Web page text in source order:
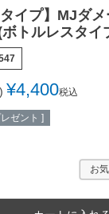
タイプ】MJダ
トルレスタイ
¥4,400税込
ゼント ]
お